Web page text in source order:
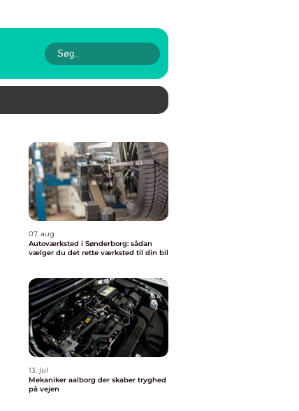
07. aug
Autoværksted i Sønderborg: sådan
vælger du det rette værksted til din bil
13. jul
Mekaniker aalborg der skaber tryghed
på vejen